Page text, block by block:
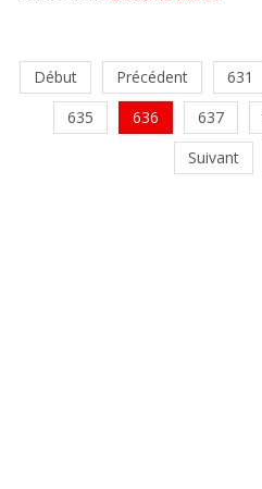
Début Précédent 631
635
636 637
Suivant